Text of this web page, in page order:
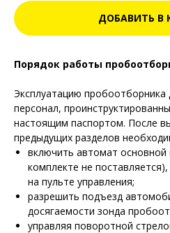
ДОБАВИТЬ В
Порядок работы
Эксплуатацию
персонал,
настоящим паспортом. После
предыдущих разделов
включить автомат основной
комплекте не
на пульте управления;
разрешить подъезд
досягаемости зонда
управляя поворотной